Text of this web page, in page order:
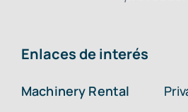
Enlaces de interés
Machinery Rental